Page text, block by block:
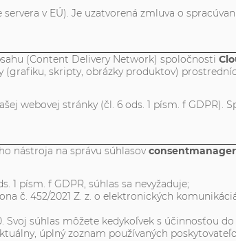
v EÚ). Je uzatvorená zmluva o
(Content Delivery Network) spoločnosti
(grafiku, skripty, obrázky produktov)
webovej stránky (čl. 6 ods. 1 písm. f GDPR).
nástroja na správu súhlasov consentmanager
1 písm. f GDPR, súhlas sa nevyžaduje;
č. 452/2021 Z. z. o elektronických
Svoj súhlas môžete kedykoľvek s účinnosťou
úplný zoznam používaných